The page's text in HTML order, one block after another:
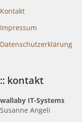
Kontakt
Impressum
Datenschutzerklärung
:: kontakt
wallaby IT-Systems
Susanne Angeli